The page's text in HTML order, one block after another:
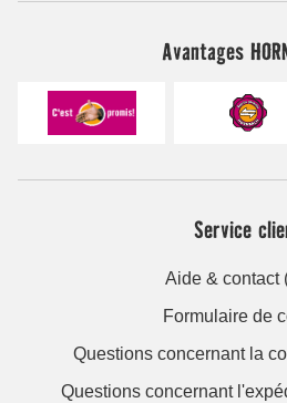
Avantages
Service
Aide & contact
Formulaire de
Questions concernant la
Questions concernant